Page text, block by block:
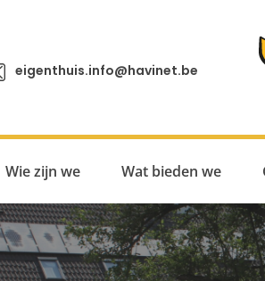
eigenthuis.info@havinet.be
Wie zijn we Wat bieden we